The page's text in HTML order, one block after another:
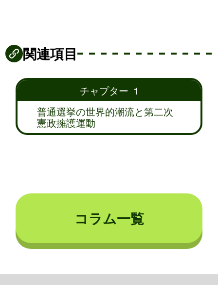
関連項目
チャプター 1
普通選挙の世界的潮流と第二次
憲政擁護運動
コラム一覧